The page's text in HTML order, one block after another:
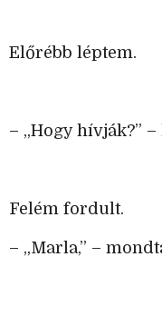
Előrébb léptem.
– „Hogy hívják?”
Felém fordult.
– „Marla,” –